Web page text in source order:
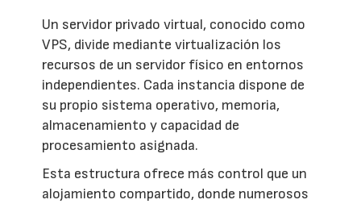
Un servidor privado virtual, conocido como
VPS, divide mediante virtualización los
recursos de un servidor físico en entornos
independientes. Cada instancia dispone de
su propio sistema operativo, memoria,
almacenamiento y capacidad de
procesamiento asignada.
Esta estructura ofrece más control que un
alojamiento compartido, donde numerosos